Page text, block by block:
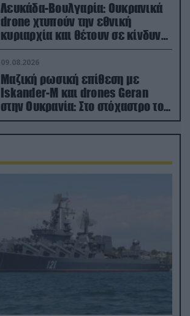
Λευκάδα-Βουλγαρία: Ουκρανικά
drone χτυπούν την εθνική
κυριαρχία και θέτουν σε κίνδυνο
οικονομίες χωρών του ΝΑΤΟ
09.08.2026
Μαζική ρωσική επίθεση με
Iskander-M και drones Geran
στην Ουκρανία: Στο στόχαστρο το
εργοστάσιο των Flamingo